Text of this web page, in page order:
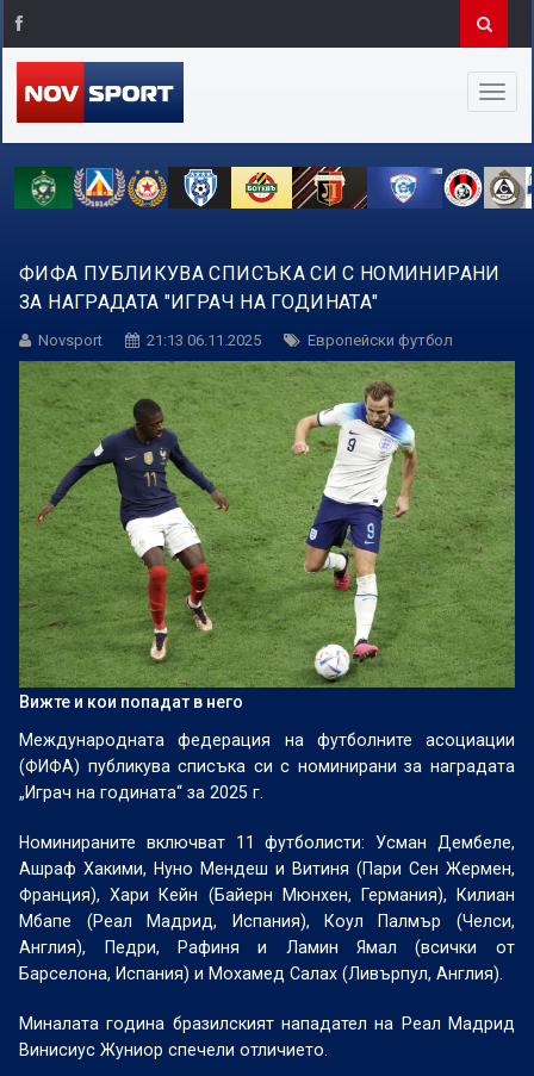
ФИФА ПУБЛИКУВА СПИСЪКА СИ С НОМИНИРАНИ
ЗА НАГРАДАТА "ИГРАЧ НА ГОДИНАТА"
Novsport 21:13 06.11.2025 Европейски футбол
Вижте и кои попадат в него
Международната федерация на футболните асоциации
(ФИФА) публикува списъка си с номинирани за наградата
„Играч на годината“ за 2025 г.
Номинираните включват 11 футболисти: Усман Дембеле,
Ашраф Хакими, Нуно Мендеш и Витиня (Пари Сен Жермен,
Франция), Хари Кейн (Байерн Мюнхен, Германия), Килиан
Мбапе (Реал Мадрид, Испания), Коул Палмър (Челси,
Англия), Педри, Рафиня и Ламин Ямал (всички от
Барселона, Испания) и Мохамед Салах (Ливърпул, Англия).
Миналата година бразилският нападател на Реал Мадрид
Винисиус Жуниор спечели отличието.